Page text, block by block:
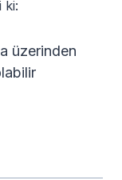
ki:
üzerinden